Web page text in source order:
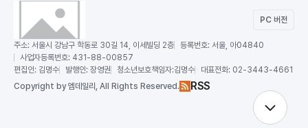
PC 버전
주소: 서울시 강남구 학동로 30길 14, 이세빌딩 2층 등록번호: 서울, 아04840
사업자등록번호: 431-88-00857
편집인: 김명수 발행인: 장영권 청소년보호책임자:김명수 대표전화: 02-3443-4661
Copyright by 엠데일리, All Rights Reserved. RSS